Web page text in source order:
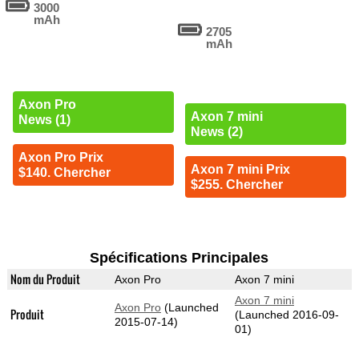
3000
mAh
Axon Pro
News (1)
Axon Pro Prix
$140. Chercher
2705
mAh
Axon 7 mini
News (2)
Axon 7 mini Prix
$255. Chercher
Spécifications Principales
Nom du Produit Axon Pro Axon 7 mini
Produit Axon Pro(Launched
2015-07-14)
Axon 7 mini
(Launched 2016-09-
01)